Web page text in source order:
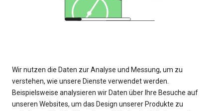
Wir nutzen die Daten zur Analyse und Messung, um zu
verstehen, wie unsere Dienste verwendet werden.
Beispielsweise analysieren wir Daten über Ihre Besuche auf
unseren Websites, um das Design unserer Produkte zu